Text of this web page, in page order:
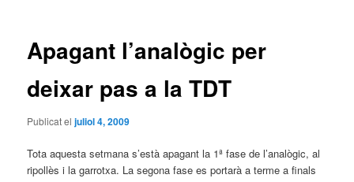
Apagant l’analògic per
deixar pas a la TDT
Publicat eljuliol 4, 2009
Tota aquesta setmana s’està apagant la 1ª fase de l’analògic, al
ripollès i la garrotxa. La segona fase es portarà a terme a finals